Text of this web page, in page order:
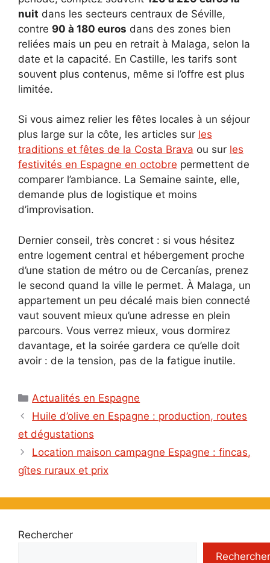
nuit dans les secteurs centraux de Séville,
contre 90 à 180 euros dans des zones bien
reliées mais un peu en retrait à Malaga, selon la
date et la capacité. En Castille, les tarifs sont
souvent plus contenus, même si l’offre est plus
limitée.
Si vous aimez relier les fêtes locales à un séjour
plus large sur la côte, les articles sur les
traditions et fêtes de la Costa Brava ou sur les
festivités en Espagne en octobre permettent de
comparer l’ambiance. La Semaine sainte, elle,
demande plus de logistique et moins
d’improvisation.
Dernier conseil, très concret : si vous hésitez
entre logement central et hébergement proche
d’une station de métro ou de Cercanías, prenez
le second quand la ville le permet. À Malaga, un
appartement un peu décalé mais bien connecté
vaut souvent mieux qu’une adresse en plein
parcours. Vous verrez mieux, vous dormirez
davantage, et la soirée gardera ce qu’elle doit
avoir : de la tension, pas de la fatigue inutile.
Catégories
Actualités en Espagne
Huile d’olive en Espagne : production, routes
et dégustations
Location maison campagne Espagne : fincas,
gîtes ruraux et prix
Rechercher
Rechercher